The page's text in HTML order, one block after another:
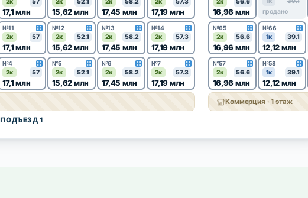
2к 57
17,1 млн
2к 52.1
15,62 млн
2к 58.2
17,45 млн
2к 57.3
17,19 млн
2к 56.6
16,96 млн
продано
№11
2к 57
17,1 млн
№12
2к 52.1
15,62 млн
№13
2к 58.2
17,45 млн
№14
2к 57.3
17,19 млн
№65
2к 56.6
16,96 млн
№66
1к 39.1
12,12 млн
№4
2к 57
17,1 млн
№5
2к 52.1
15,62 млн
№6
2к 58.2
17,45 млн
№7
2к 57.3
17,19 млн
№57
2к 56.6
16,96 млн
№58
1к 39.1
12,12 млн
Коммерция · 1 этаж
ПОДЪЕЗД 1